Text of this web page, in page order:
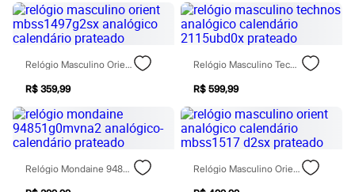
Jeans
Polos
Acessórios
Bolsas e Mochilas
Chapéus e Bonés
Carteiras
Óculos
Relógios
Calçados
Botas
Chinelos
Sapatos
Relógio Masculino Orient Mbss1497g2sx Analógico Calendário Prateado
R$ 359,99
Relógio Masculino Technos Analógico Calendário 2115ubd0x Prateado
R$ 599,99
Relógio Mondaine 94851g0mvna2 Analógico-Calendário Prateado Relógio Masculino Orient Analógico Calendário Mbss1517 D2sx Prateado